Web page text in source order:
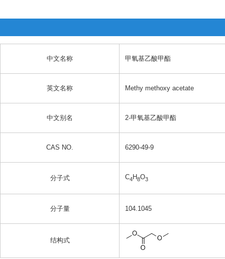
中文名称 甲氧基乙酸甲酯
英文名称 Methy methoxy acetate
中文别名 2-甲氧基乙酸甲酯
CAS NO. 6290-49-9
分子式 C4H8O3
分子量 104.1045
结构式